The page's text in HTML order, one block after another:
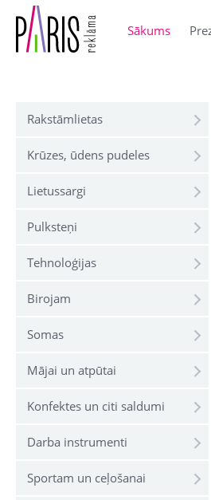
Sākums
Rakstāmlietas
Krūzes, ūdens pudeles
Lietussargi
Pulksteņi
Tehnoloģijas
Birojam
Somas
Mājai un atpūtai
Konfektes un citi saldumi
Darba instrumenti
Sportam un ceļošanai